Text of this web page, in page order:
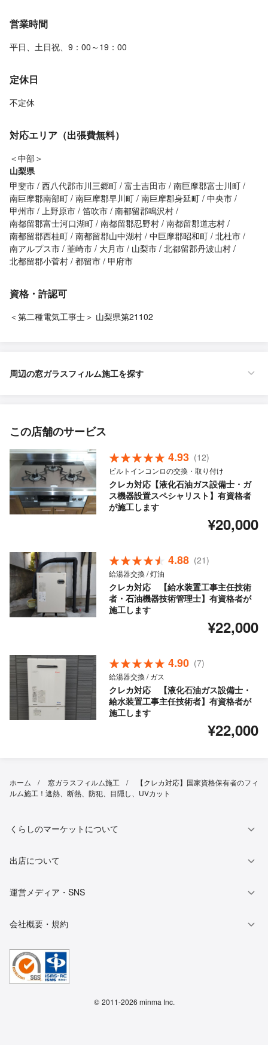
営業時間
平日、土日祝、9：00～19：00
定休日
不定休
対応エリア（出張費無料）
＜中部＞
山梨県
甲斐市 西八代郡市川三郷町 富士吉田市 南巨摩郡富士川町
南巨摩郡南部町 南巨摩郡早川町 南巨摩郡身延町 中央市
甲州市 上野原市 笛吹市 南都留郡鳴沢村
南都留郡富士河口湖町 南都留郡忍野村 南都留郡道志村
南都留郡西桂町 南都留郡山中湖村 中巨摩郡昭和町 北杜市
南アルプス市 韮崎市 大月市 山梨市 北都留郡丹波山村
北都留郡小菅村 都留市 甲府市
資格・許認可
＜第二種電気工事士＞ 山梨県第21102
周辺の窓ガラスフィルム施工を探す
この店舗のサービス
4.93 (12)
ビルトインコンロの交換・取り付け
クレカ対応【液化石油ガス設備士・ガ
ス機器設置スペシャリスト】有資格者
が施工します
¥20,000
4.88 (21)
給湯器交換 / 灯油
クレカ対応 【給水装置工事主任技術
者・石油機器技術管理士】有資格者が
施工します
¥22,000
4.90 (7)
給湯器交換 / ガス
クレカ対応 【液化石油ガス設備士・
給水装置工事主任技術者】有資格者が
施工します
¥22,000
ホーム 窓ガラスフィルム施工
【クレカ対応】国家資格保有者のフィ
ルム施工！遮熱、断熱、防犯、目隠し、UVカット
くらしのマーケットについて
出店について
運営メディア・SNS
会社概要・規約
© 2011-2026 minma Inc.